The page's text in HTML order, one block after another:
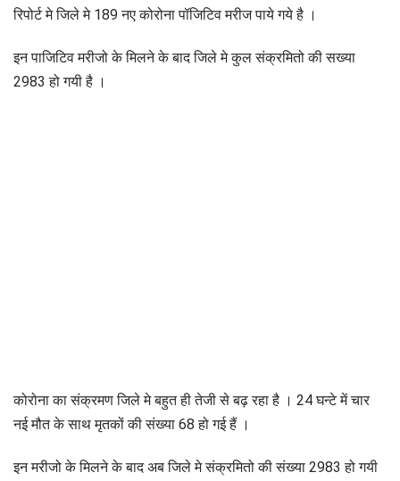
रिपोर्ट मे जिले मे 189 नए कोरोना पॉजिटिव मरीज पाये गये है ।
इन पाजिटिव मरीजो के मिलने के बाद जिले मे कुल संक्रमितो की सख्या
2983 हो गयी है ।
कोरोना का संक्रमण जिले मे बहुत ही तेजी से बढ़ रहा है । 24 घन्टे में चार
नई मौत के साथ मृतकों की संख्या 68 हो गई हैं ।
इन मरीजो के मिलने के बाद अब जिले मे संक्रमितो की संख्या 2983 हो गयी